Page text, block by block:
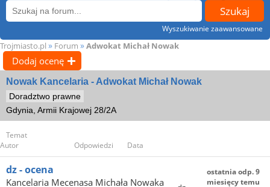
Wyszukiwanie zaawansowane
Trojmiasto.pl » Forum » Adwokat Michał Nowak
Dodaj ocenę
Nowak Kancelaria - Adwokat Michał Nowak
Doradztwo prawne
Gdynia, Armii Krajowej 28/2A
Temat
Autor
Odpowiedzi Data
dz - ocena
Kancelaria Mecenasa Michała Nowaka
ostatnia odp. 9
miesięcy temu